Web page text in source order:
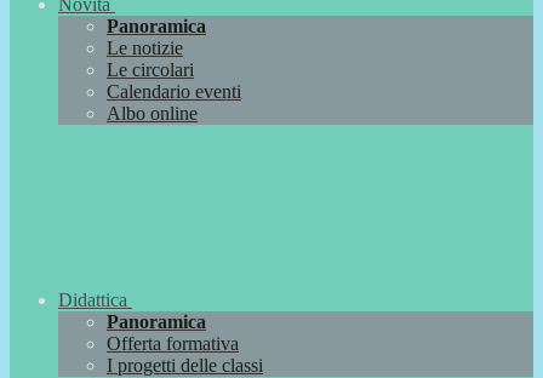
Novità
Panoramica
Le notizie
Le circolari
Calendario eventi
Albo online
Didattica
Panoramica
Offerta formativa
I progetti delle classi